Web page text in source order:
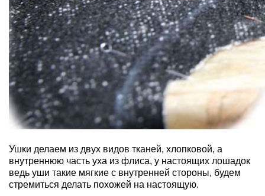
Ушки делаем из двух видов тканей, хлопковой, а
внутреннюю часть уха из флиса, у настоящих лошадок
ведь уши такие мягкие с внутренней стороны, будем
стремиться делать похожей на настоящую.